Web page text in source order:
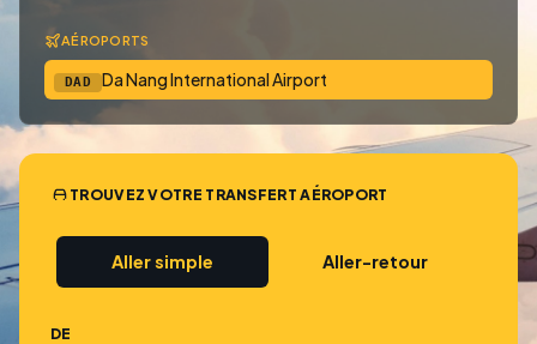
AÉROPORTS
DAD Da Nang International Airport
TROUVEZ VOTRE TRANSFERT AÉROPORT
Aller simple Aller-retour
DE